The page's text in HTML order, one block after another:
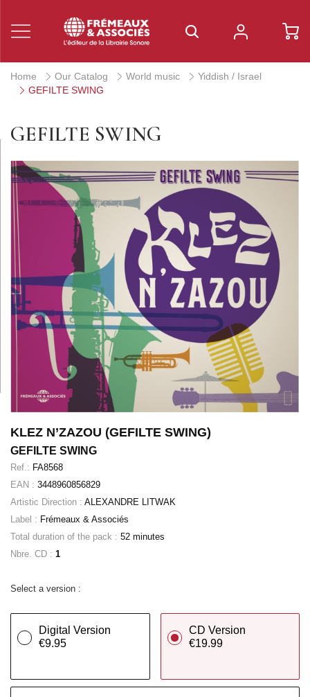
Home Our Catalog World music
Yiddish / Israel
GEFILTE SWING
GEFILTE SWING
KLEZ N’ZAZOU (GEFILTE SWING)
GEFILTE SWING
Ref.: FA8568
EAN : 3448960856829
Artistic Direction : ALEXANDRE LITWAK
Label : Frémeaux & Associés
Total duration of the pack : 52 minutes
Nbre. CD : 1
Select a version :
Digital Version
€9.95
CD Version
€19.99